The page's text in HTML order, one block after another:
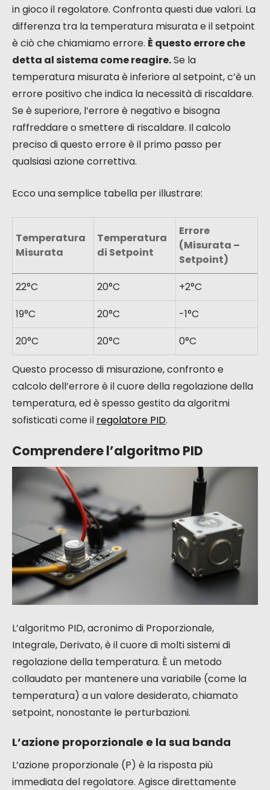
in gioco il regolatore. Confronta questi due valori. La
differenza tra la temperatura misurata e il setpoint
è ciò che chiamiamo errore. È questo errore che
detta al sistema come reagire.Se la
temperatura misurata è inferiore al setpoint, c’è un
errore positivo che indica la necessità di riscaldare.
Se è superiore, l’errore è negativo e bisogna
raffreddare o smettere di riscaldare. Il calcolo
preciso di questo errore è il primo passo per
qualsiasi azione correttiva.
Ecco una semplice tabella per illustrare:
Temperatura
Misurata
Temperatura
di Setpoint
Errore
(Misurata –
Setpoint)
22°C
20°C
+2°C
19°C
20°C
-1°C
20°C
20°C 0°C
Questo processo di misurazione, confronto e
calcolo dell’errore è il cuore della regolazione della
temperatura, ed è spesso gestito da algoritmi
sofisticati come il regolatore PID.
Comprendere l’algoritmo PID
L’algoritmo PID, acronimo di Proporzionale,
Integrale, Derivato, è il cuore di molti sistemi di
regolazione della temperatura. È un metodo
collaudato per mantenere una variabile (come la
temperatura) a un valore desiderato, chiamato
setpoint, nonostante le perturbazioni.
L’azione proporzionale e la sua banda
L’azione proporzionale (P) è la risposta più
immediata del regolatore. Agisce direttamente